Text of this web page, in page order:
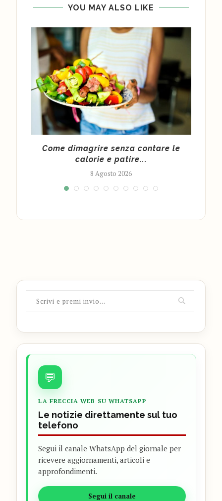
YOU MAY ALSO LIKE
Come dimagrire senza contare le
calorie e patire...
8 Agosto 2026
💬
LA FRECCIA WEB SU WHATSAPP
Le notizie direttamente sul tuo
telefono
Segui il canale WhatsApp del giornale per
ricevere aggiornamenti, articoli e
approfondimenti.
Segui il canale